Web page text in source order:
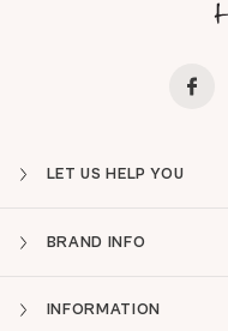
LET US HELP YOU
BRAND INFO
INFORMATION